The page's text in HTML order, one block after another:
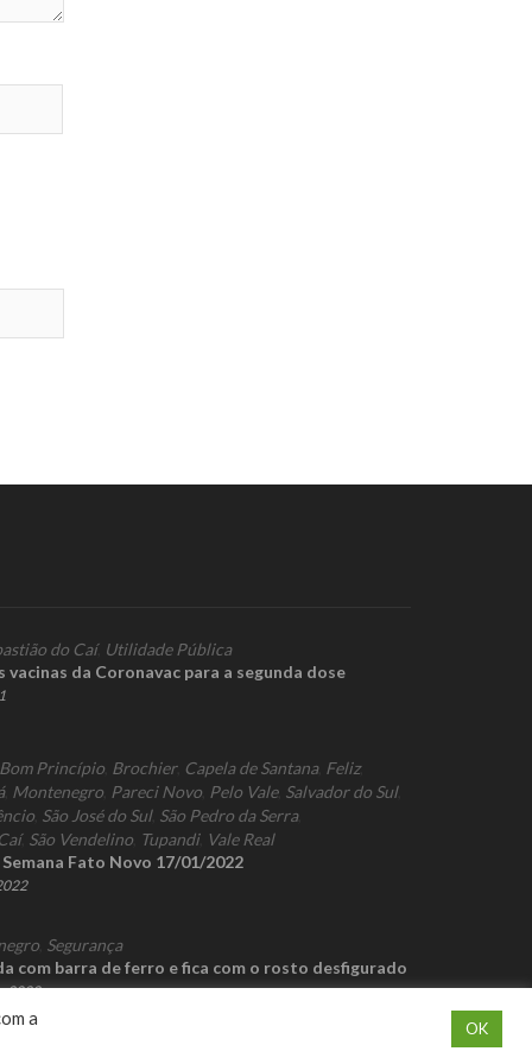
do Caí, Utilidade Pública
vacinas da Coronavac para a segunda dose
Bom Princípio Brochier, Capela de Santana, Feliz,
, Montenegro Pareci Novo Pelo Vale, Salvador do Sul,
São José do Sul, São Pedro da Serra,
, São Vendelino Tupandi, Vale Real
Fato Novo 17/01/2022
Segurança
com barra de ferro e fica com o rosto desfigurado
2022
a
OK